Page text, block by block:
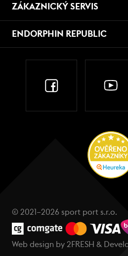
ZÁKAZNICKÝ SERVIS
ENDORPHIN REPUBLIC
© 2021–2026 sport port s.r.o.
Web design by 2FRESH &